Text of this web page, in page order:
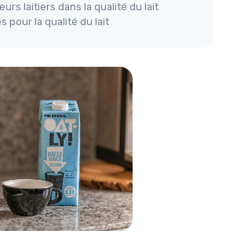
laitiers dans la qualité du lait
pour la qualité du lait